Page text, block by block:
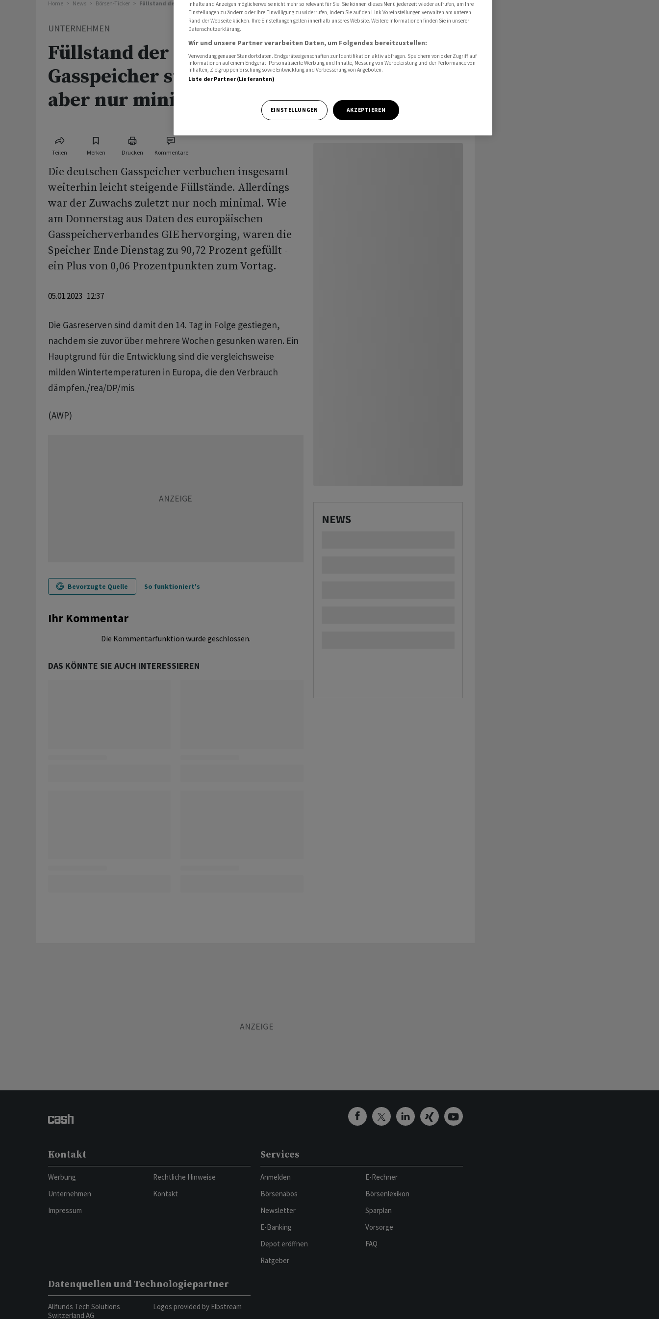
Home News Börsen-Ticker Füllstand der deutschen Gasspeicher steigt weiter - aber nur minimal
UNTERNEHMEN
Füllstand der deutschen
Gasspeicher steigt weiter -
aber nur minimal
Teilen Merken Drucken Kommentare
Die deutschen Gasspeicher verbuchen insgesamt
weiterhin leicht steigende Füllstände. Allerdings
war der Zuwachs zuletzt nur noch minimal. Wie
am Donnerstag aus Daten des europäischen
Gasspeicherverbandes GIE hervorging, waren die
Speicher Ende Dienstag zu 90,72 Prozent gefüllt -
ein Plus von 0,06 Prozentpunkten zum Vortag.
05.01.2023 12:37
Die Gasreserven sind damit den 14. Tag in Folge gestiegen,
nachdem sie zuvor über mehrere Wochen gesunken waren. Ein
Hauptgrund für die Entwicklung sind die vergleichsweise
milden Wintertemperaturen in Europa, die den Verbrauch
dämpfen./rea/DP/mis
(AWP)
Bevorzugte Quelle So funktioniert's
Ihr Kommentar
Die Kommentarfunktion wurde geschlossen.
DAS KÖNNTE SIE AUCH INTERESSIEREN
NEWS
Kontakt
Werbung
Unternehmen
Impressum
Rechtliche Hinweise
Kontakt
Services
Anmelden
Börsenabos
Newsletter
E-Banking
Depot eröffnen
Ratgeber
E-Rechner
Börsenlexikon
Sparplan
Vorsorge
FAQ
Datenquellen und Technologiepartner
Allfunds Tech Solutions
Switzerland AG
Logos provided by Elbstream
Inhalte und Anzeigen möglicherweise nicht mehr so relevant für Sie. Sie können dieses Menü jederzeit wieder aufrufen, um Ihre
Einstellungen zu ändern oder Ihre Einwilligung zu widerrufen, indem Sie auf den Link Voreinstellungen verwalten am unteren
Rand der Webseite klicken. Ihre Einstellungen gelten innerhalb unseres Website. Weitere Informationen finden Sie in unserer
Datenschutzerklärung.
Wir und unsere Partner verarbeiten Daten, um Folgendes bereitzustellen:
Verwendung genauer Standortdaten. Endgeräteeigenschaften zur Identifikation aktiv abfragen. Speichern von oder Zugriff auf
Informationen auf einem Endgerät. Personalisierte Werbung und Inhalte, Messung von Werbeleistung und der Performance von
Inhalten, Zielgruppenforschung sowie Entwicklung und Verbesserung von Angeboten.
Liste der Partner (Lieferanten)
EINSTELLUNGEN AKZEPTIEREN